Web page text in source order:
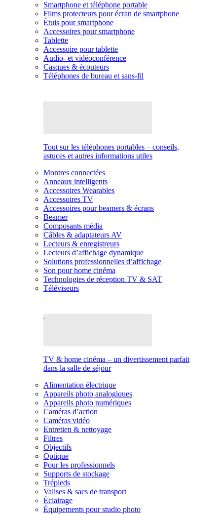
Smartphone et téléphone portable
Films protecteurs pour écran de smartphone
Étuis pour smartphone
Accessoires pour smartphone
Tablette
Accessoire pour tablette
Audio- et vidéoconférence
Casques & écouteurs
Téléphones de bureau et sans-fil
Tout sur les téléphones portables – conseils,
astuces et autres informations utiles
Montres connectées
Anneaux intelligents
Accessoires Wearables
Accessoires TV
Accessoires pour beamers & écrans
Beamer
Composants média
Câbles & adaptateurs AV
Lecteurs & enregistreurs
Lecteurs d’affichage dynamique
Solutions professionnelles d’affichage
Son pour home cinéma
Technologies de réception TV & SAT
Téléviseurs
TV & home cinéma – un divertissement parfait
dans la salle de séjour
Alimentation électrique
Appareils photo analogiques
Appareils photo numériques
Caméras d’action
Caméras vidéo
Entretien & nettoyage
Filtres
Objectifs
Optique
Pour les professionnels
Supports de stockage
Trépieds
Valises & sacs de transport
Éclairage
Équipements pour studio photo